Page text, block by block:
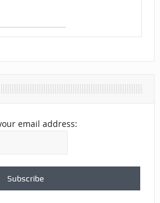
email address: